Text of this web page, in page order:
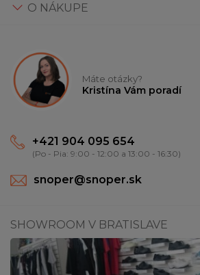
O NÁKUPE
Máte otázky?
Kristína Vám poradí
+421 904 095 654
(Po - Pia: 9:00 - 12:00 a 13:00 - 16:30)
snoper@snoper.sk
SHOWROOM V BRATISLAVE